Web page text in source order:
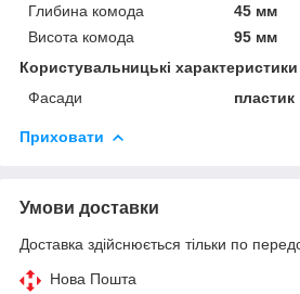
Глибина комода
45 мм
Висота комода
95 мм
Користувальницькі характеристики
Фасади
пластик
Приховати
Умови доставки
Доставка здійснюється тільки по
Нова Пошта